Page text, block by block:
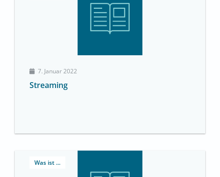
7. Januar 2022
Streaming
Was ist ...